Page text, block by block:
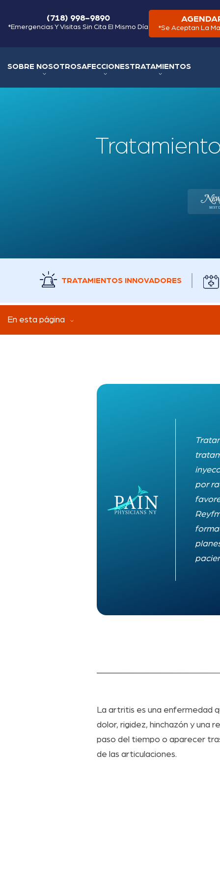
(718) 998-9890
*Emergencias Y Visitas Sin Cita El Mismo Día *Se Aceptan La
SOBRE NOSOTROSAFECCIONESTRATAMIENTOS
TRATAMIENTOS INNOVADORES
En esta página
por
La artritis es una enfermedad
dolor, rigidez, hinchazón y una
paso del tiempo o aparecer
de las articulaciones.